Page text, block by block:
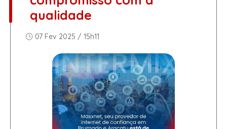
qualidade
07 Fev 2025 / 15h11